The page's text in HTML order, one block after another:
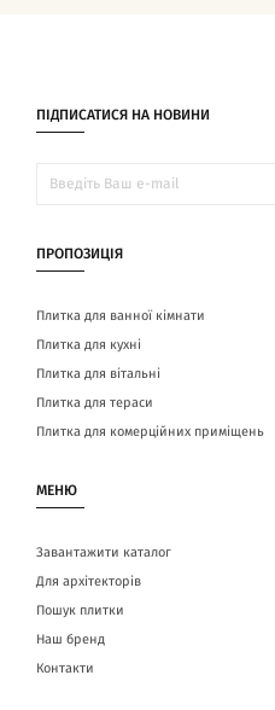
ПІДПИСАТИСЯ НА НОВИНИ
ПРОПОЗИЦІЯ
Плитка для ванної кімнати
Плитка для кухні
Плитка для вітальні
Плитка для тераси
Плитка для комерційних приміщень
МЕНЮ
Завантажити каталог
Для архітекторів
Пошук плитки
Наш бренд
Контакти